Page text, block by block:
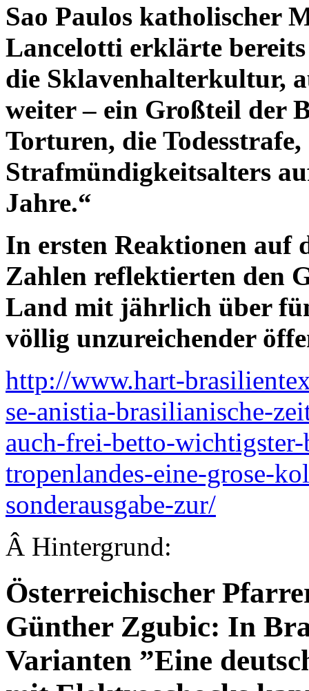
Sao Paulos katholischer
Lancelotti erklärte
die Sklavenhalterkultur,
weiter – ein Großteil der
Torturen, die
Strafmündigkeitsalters
Jahre.“
In ersten Reaktionen auf
Zahlen reflektierten den
Land mit jährlich über
völlig unzureichender
http://www.hart-
se-anistia-brasilianische-
auch-frei-betto-
tropenlandes-eine-grose-
sonderausgabe-zur/
Â Hintergrund:
Österreichischer
Günther Zgubic: In
Varianten ”Eine